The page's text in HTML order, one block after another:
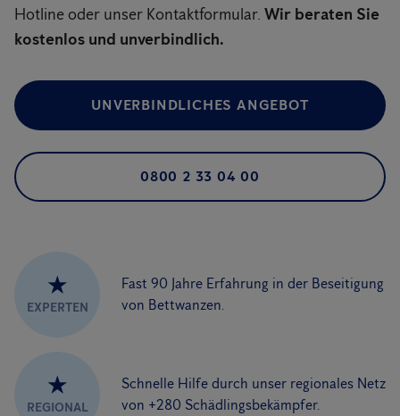
Hotline oder unser Kontaktformular. Wir beraten Sie
kostenlos und unverbindlich.
UNVERBINDLICHES ANGEBOT
0800 2 33 04 00
★
EXPERTEN
Fast 90 Jahre Erfahrung in der Beseitigung
von Bettwanzen.
★
REGIONAL
Schnelle Hilfe durch unser regionales Netz
von +280 Schädlingsbekämpfer.